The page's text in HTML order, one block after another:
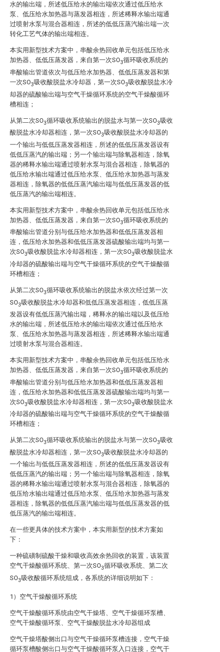
水的输出端，所述低压给水的输出端依次通过低压给水
泵、低压给水加热器与蒸发器相连，所述稀释水输出端通
过喷射水泵与混合器相连，所述的低低压蒸汽输出端一次
转化工艺气体的输出端相连。
本实用新型技术方案中，串酸余热回收单元包括低压给水
加热器、低低压蒸发器，来自第一次SO3循环吸收系统的
串酸输出管道依次与低压给水加热器、低低压蒸发器和第
一次SO3吸收酸脱盐水冷却器，第一次SO3吸收酸脱盐水冷
却器的硫酸输出端与空气干燥循环系统的空气干燥酸循环
槽相连；
从第二次SO3循环吸收系统输出的脱盐水与第一次SO3吸收
酸脱盐水冷却器相连，第一次SO3吸收酸脱盐水冷却器的
一个输出与低低压蒸发器相连，所述的低低压蒸发器设有
低低压蒸汽的输出端；另一个输出端与除氧器相连，除氧
器的稀释水输出端通过喷射水泵与混合器相连，除氧器的
低压给水输出端通过低压给水泵、低压给水加热器与蒸发
器相连，除氧器的低低压蒸汽输出端与低低压蒸发器的低
低压蒸汽的输出端相连。
本实用新型技术方案中，串酸余热回收单元包括低压给水
加热器、低低压蒸发器，来自第一次SO3循环吸收系统的
串酸输出管道分别与低压给水加热器和低低压蒸发器相
连，低压给水加热器和低低压蒸发器硫酸输出端均与第一
次SO3吸收酸脱盐水冷却器相连，第一次SO3吸收酸脱盐水
冷却器的硫酸输出端与空气干燥循环系统的空气干燥酸循
环槽相连；
从第二次SO3循环吸收系统输出的脱盐水依次经过第一次
SO3吸收酸脱盐水冷却器和低低压蒸发器相连，低低压蒸
发器设有低低压蒸汽输出端，稀释水的输出端以及低压给
水的输出端，所述低压给水的输出端依次通过低压给水
泵、低压给水加热器与蒸发器相连，所述稀释水输出端通
过喷射水泵与混合器相连。
本实用新型技术方案中，串酸余热回收单元包括低压给水
加热器、低低压蒸发器，来自第一次SO3循环吸收系统的
串酸输出管道分别与低压给水加热器和低低压蒸发器相
连，低压给水加热器和低低压蒸发器硫酸输出端均与第一
次SO3吸收酸脱盐水冷却器相连，第一次SO3吸收酸脱盐水
冷却器的硫酸输出端与空气干燥循环系统的空气干燥酸循
环槽相连；
从第二次SO3循环吸收系统输出的脱盐水与第一次SO3吸收
酸脱盐水冷却器相连，第一次SO3吸收酸脱盐水冷却器的
一个输出与低低压蒸发器相连，所述的低低压蒸发器设有
低低压蒸汽的输出端；另一个输出端与除氧器相连，除氧
器的稀释水输出端通过喷射水泵与混合器相连，除氧器的
低压给水输出端通过低压给水泵、低压给水加热器与蒸发
器相连，除氧器的低低压蒸汽输出端与低低压蒸发器的低
低压蒸汽的输出端相连。
在一些更具体的技术方案中，本实用新型的技术方案如
下：
一种硫磺制硫酸干燥和吸收高效余热回收的装置，该装置
空气干燥酸循环系统、第一次SO3循环吸收系统、第二次
SO3吸收酸循环系统组成，各系统的详细说明如下：
1）空气干燥酸循环系统
空气干燥酸循环系统由空气干燥塔、空气干燥循环泵槽、
空气干燥酸循环泵、空气干燥酸脱盐水冷却器组成
空气干燥塔酸侧出口与空气干燥循环泵槽连接，空气干燥
循环泵槽酸侧出口与空气干燥酸循环泵入口连接，空气干